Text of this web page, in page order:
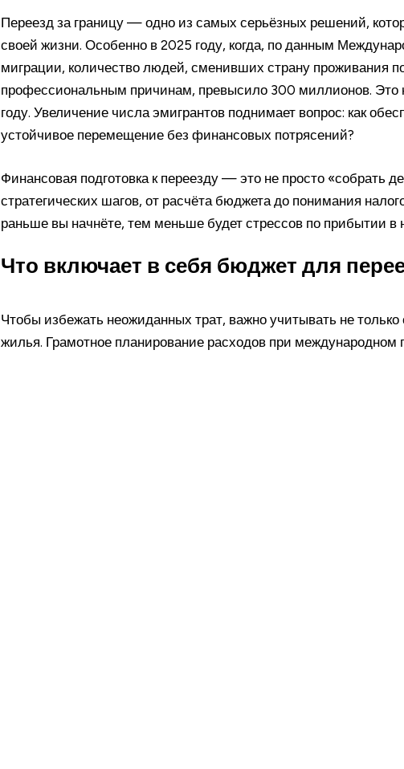
Переезд за границу — одно из самых серьёзных решений,
своей жизни. Особенно в 2025 году, когда, по данным
миграции, количество людей, сменивших страну проживания
профессиональным причинам, превысило 300 миллионов. Это
году. Увеличение числа эмигрантов поднимает вопрос: как
устойчивое перемещение без финансовых потрясений?
Финансовая подготовка к переезду — это не просто «собрать
стратегических шагов, от расчёта бюджета до понимания
раньше вы начнёте, тем меньше будет стрессов по прибытии в
Что включает в себя бюджет для
Чтобы избежать неожиданных трат, важно учитывать не
жилья. Грамотное планирование расходов при международном